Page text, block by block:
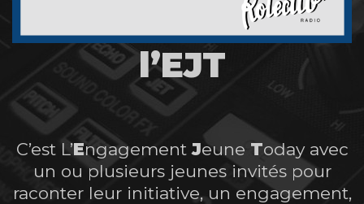
l’EJT
C’est L’EngagementJeune Today avec
un ou plusieurs jeunes invités pour
raconter leur initiative, un engagement,